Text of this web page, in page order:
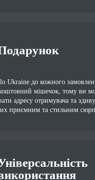
Ukraine до кожного
мішечок, тому ви
адресу отримувача та
приємним та стильним